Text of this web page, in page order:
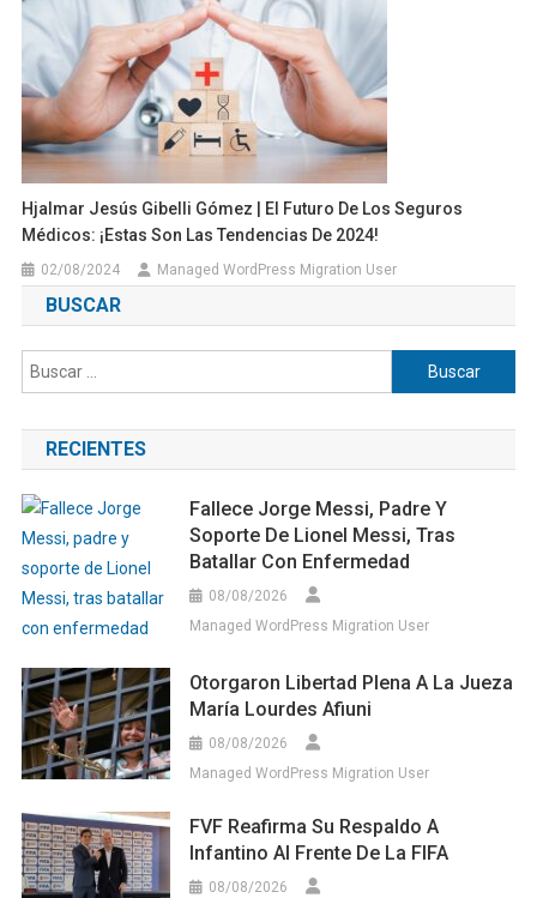
Hjalmar Jesús Gibelli Gómez | El Futuro De Los Seguros
Médicos: ¡Estas Son Las Tendencias De 2024!
02/08/2024 Managed WordPress Migration User
BUSCAR
Buscar:
RECIENTES
Fallece Jorge Messi, Padre Y
Soporte De Lionel Messi, Tras
Batallar Con Enfermedad
08/08/2026
Managed WordPress Migration User
Otorgaron Libertad Plena A La Jueza
María Lourdes Afiuni
08/08/2026
Managed WordPress Migration User
FVF Reafirma Su Respaldo A
Infantino Al Frente De La FIFA
08/08/2026